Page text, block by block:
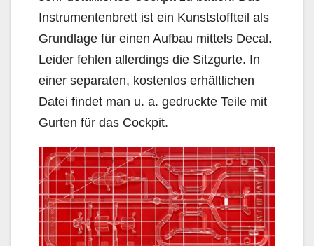
Instrumentenbrett ist ein Kunststoffteil als
Grundlage für einen Aufbau mittels Decal.
Leider fehlen allerdings die Sitzgurte. In
einer separaten, kostenlos erhältlichen
Datei findet man u. a. gedruckte Teile mit
Gurten für das Cockpit.